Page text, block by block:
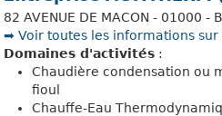
82 AVENUE DE MACON - 01000 -
➡️ Voir toutes les informations
Domaines d'activités :
Chaudière condensation ou
fioul
Chauffe-Eau